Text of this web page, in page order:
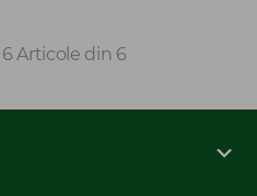
6 Articole din 6